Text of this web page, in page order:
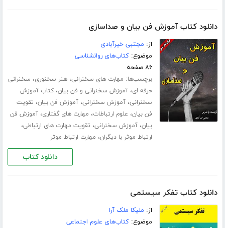
دانلود کتاب آموزش فن بیان و صداسازی
از: مجتبی خیرآبادی
موضوع:کتاب‌های روانشناسی
۸۶ صفحه
برچسب‌ها: مهارت های سخنرانی،هنر سخنوری، سخنرانی
حرفه ای،آموزش سخنرانی و فن بیان،کتاب آموزش
سخنرانی،آموزش سخنرانی،آموزش فن بیان، تقویت
فن بیان، علوم ارتباطات، مهارت های گفتاری،آموزش فن
بیان،آموزش سخنرانی، تقویت مهارت های ارتباطی،
ارتباط موثر با دیگران، مهارت ارتباط موثر
دانلود کتاب
دانلود کتاب تفکر سیستمی
از: ملیکا ملک آرا
موضوع:کتاب‌های علوم اجتماعی